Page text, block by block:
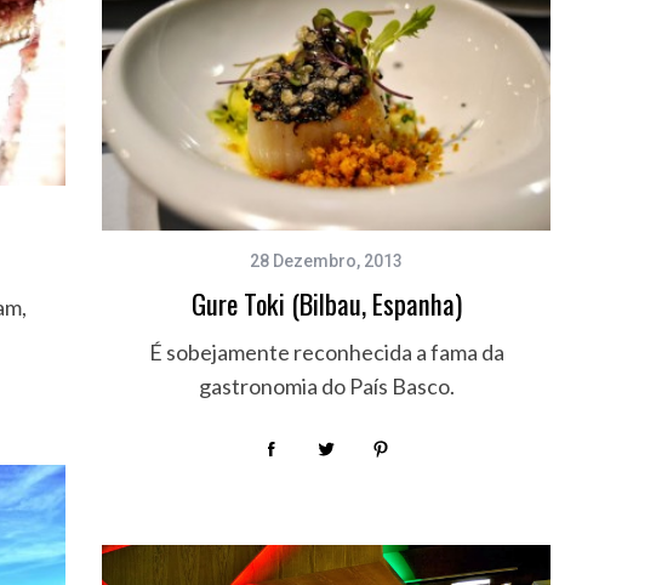
28 Dezembro, 2013
Gure Toki (Bilbau, Espanha)
É sobejamente reconhecida a fama da
gastronomia do País Basco.